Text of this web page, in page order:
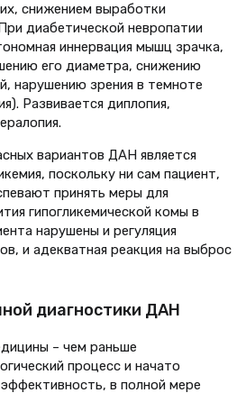
снижением выработки
диабетической невропатии
иннервация мышц зрачка,
его диаметра, снижению
нарушению зрения в темноте
Развивается диплопия,
вариантов ДАН является
поскольку ни сам пациент,
принять меры для
гипогликемической комы в
нарушены и регуляция
и адекватная реакция на выброс
диагностики ДАН
– чем раньше
процесс и начато
в полной мере